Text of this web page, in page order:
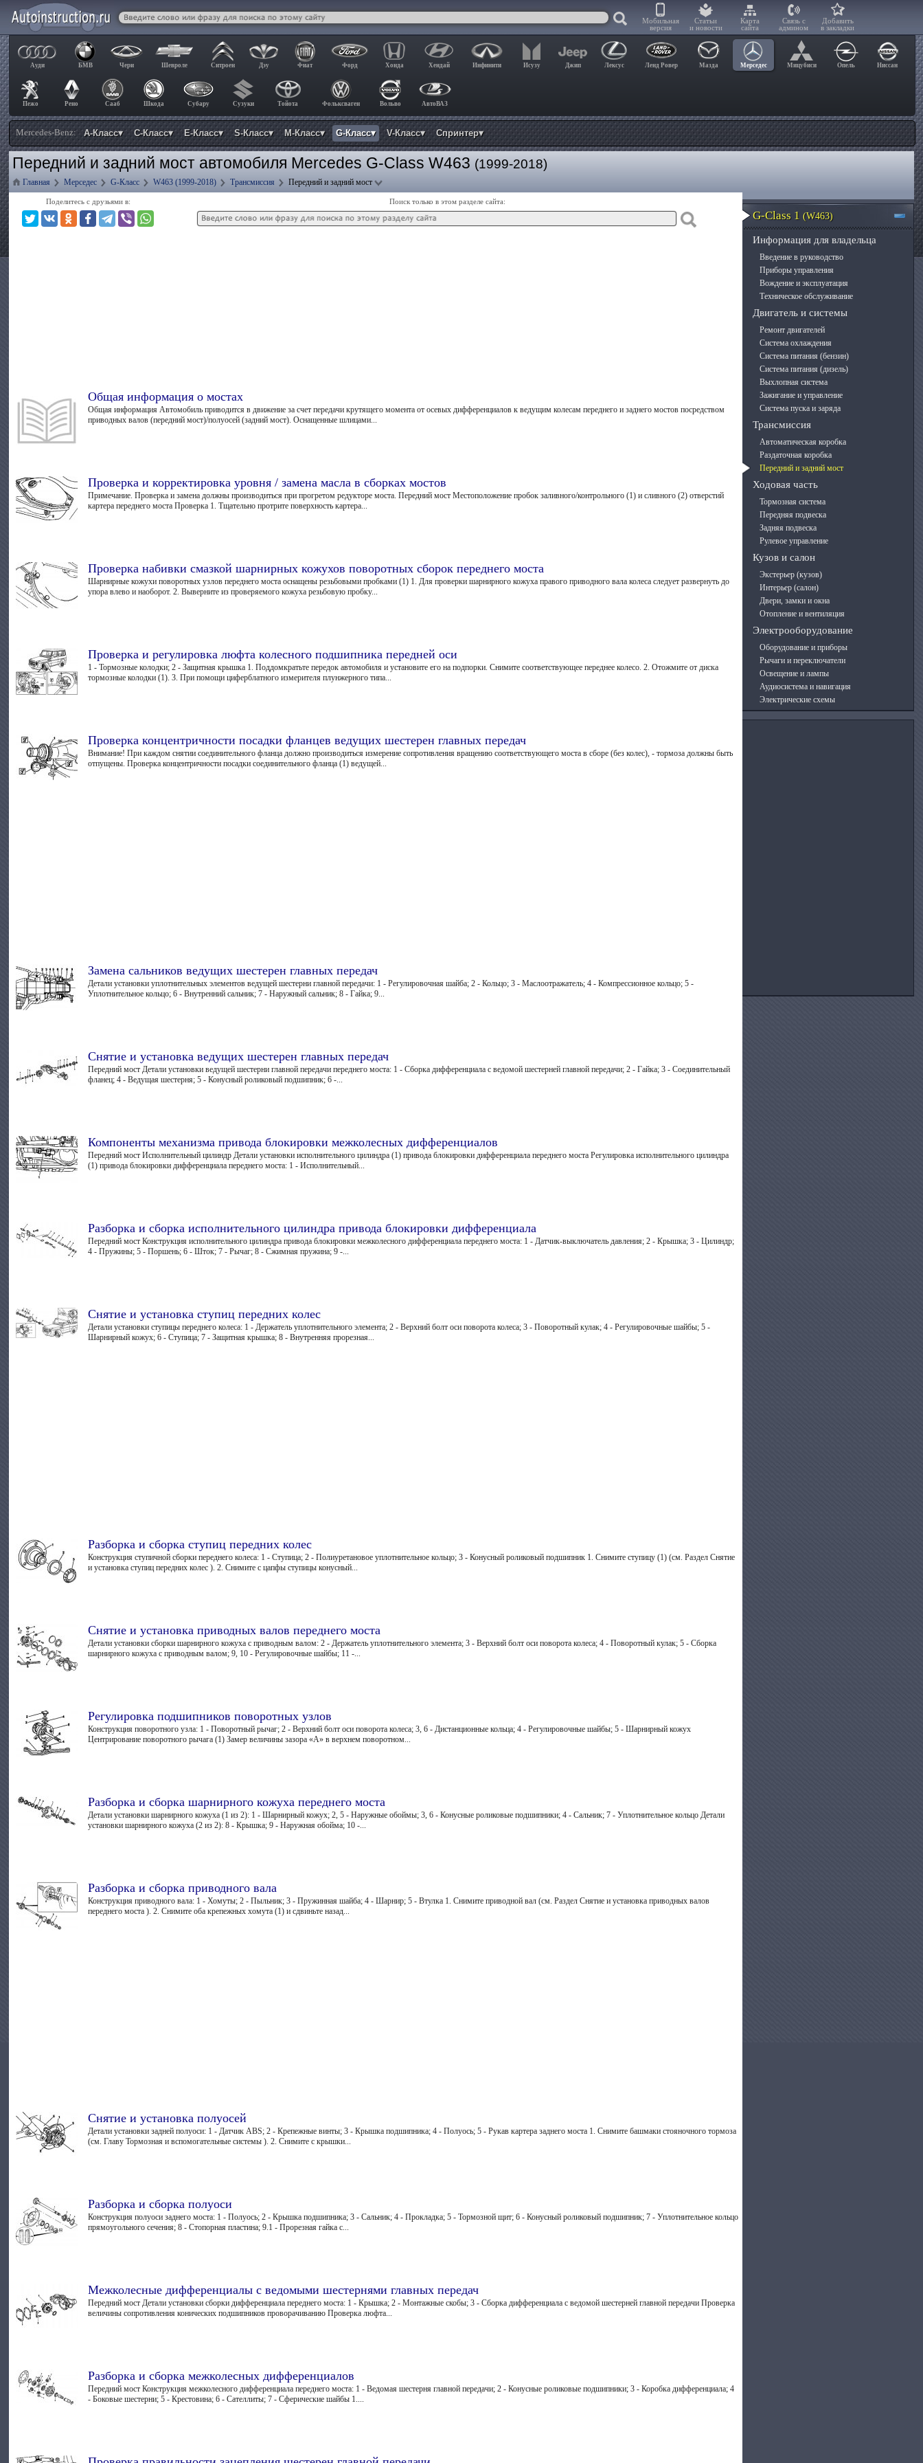
Мобильная
версия
Статьи
и новости
Карта
сайта
Связь с
админом
Добавить
в закладки
Ауди БМВ Чери Шевроле Ситроен Дэу Фиат Форд Хонда Хендай Инфинити Исузу Джип Лексус Ленд Ровер Мазда Мерседес Мицубиси Опель Ниссан
Пежо Рено Сааб Шкода Субару Сузуки Тойота Фольксваген Вольво АвтоВАЗ
Mercedes-Benz: A-Класс▾ C-Класс▾ E-Класс▾ S-Класс▾ М-Класс▾ G-Класс▾ V-Класс▾ Спринтер▾
Передний и задний мост автомобиля Mercedes G-Class W463 (1999-2018)
Главная Мерседес G-Класс W463 (1999-2018) Трансмиссия Передний и задний мост
Поделитесь с друзьями в: Поиск только в этом разделе сайта:
Общая информация о мостах
Общая информация Автомобиль приводится в движение за счет передачи крутящего момента от осевых дифференциалов к ведущим колесам переднего и заднего мостов посредством
приводных валов (передний мост)/полуосей (задний мост). Оснащенные шлицами...
Проверка и корректировка уровня / замена масла в сборках мостов
Примечание. Проверка и замена должны производиться при прогретом редукторе моста. Передний мост Местоположение пробок заливного/контрольного (1) и сливного (2) отверстий
картера переднего моста Проверка 1. Тщательно протрите поверхность картера...
Проверка набивки смазкой шарнирных кожухов поворотных сборок переднего моста
Шарнирные кожухи поворотных узлов переднего моста оснащены резьбовыми пробками (1) 1. Для проверки шарнирного кожуха правого приводного вала колеса следует развернуть до
упора влево и наоборот. 2. Выверните из проверяемого кожуха резьбовую пробку...
Проверка и регулировка люфта колесного подшипника передней оси
1 - Тормозные колодки; 2 - Защитная крышка 1. Поддомкратьте передок автомобиля и установите его на подпорки. Снимите соответствующее переднее колесо. 2. Отожмите от диска
тормозные колодки (1). 3. При помощи циферблатного измерителя плунжерного типа...
Проверка концентричности посадки фланцев ведущих шестерен главных передач
Внимание! При каждом снятии соединительного фланца должно производиться измерение сопротивления вращению соответствующего моста в сборе (без колес), - тормоза должны быть
отпущены. Проверка концентричности посадки соединительного фланца (1) ведущей...
Замена сальников ведущих шестерен главных передач
Детали установки уплотнительных элементов ведущей шестерни главной передачи: 1 - Регулировочная шайба; 2 - Кольцо; 3 - Маслоотражатель; 4 - Компрессионное кольцо; 5 -
Уплотнительное кольцо; 6 - Внутренний сальник; 7 - Наружный сальник; 8 - Гайка; 9...
Снятие и установка ведущих шестерен главных передач
Передний мост Детали установки ведущей шестерни главной передачи переднего моста: 1 - Сборка дифференциала с ведомой шестерней главной передачи; 2 - Гайка; 3 - Соединительный
фланец; 4 - Ведущая шестерня; 5 - Конусный роликовый подшипник; 6 -...
Компоненты механизма привода блокировки межколесных дифференциалов
Передний мост Исполнительный цилиндр Детали установки исполнительного цилиндра (1) привода блокировки дифференциала переднего моста Регулировка исполнительного цилиндра
(1) привода блокировки дифференциала переднего моста: 1 - Исполнительный...
Разборка и сборка исполнительного цилиндра привода блокировки дифференциала
Передний мост Конструкция исполнительного цилиндра привода блокировки межколесного дифференциала переднего моста: 1 - Датчик-выключатель давления; 2 - Крышка; 3 - Цилиндр;
4 - Пружины; 5 - Поршень; 6 - Шток; 7 - Рычаг; 8 - Сжимная пружина; 9 -...
Снятие и установка ступиц передних колес
Детали установки ступицы переднего колеса: 1 - Держатель уплотнительного элемента; 2 - Верхний болт оси поворота колеса; 3 - Поворотный кулак; 4 - Регулировочные шайбы; 5 -
Шарнирный кожух; 6 - Ступица; 7 - Защитная крышка; 8 - Внутренняя прорезная...
Разборка и сборка ступиц передних колес
Конструкция ступичной сборки переднего колеса: 1 - Ступица; 2 - Полиуретановое уплотнительное кольцо; 3 - Конусный роликовый подшипник 1. Снимите ступицу (1) (см. Раздел Снятие
и установка ступиц передних колес ). 2. Снимите с цапфы ступицы конусный...
Снятие и установка приводных валов переднего моста
Детали установки сборки шарнирного кожуха с приводным валом: 2 - Держатель уплотнительного элемента; 3 - Верхний болт оси поворота колеса; 4 - Поворотный кулак; 5 - Сборка
шарнирного кожуха с приводным валом; 9, 10 - Регулировочные шайбы; 11 -...
Регулировка подшипников поворотных узлов
Конструкция поворотного узла: 1 - Поворотный рычаг; 2 - Верхний болт оси поворота колеса; 3, 6 - Дистанционные кольца; 4 - Регулировочные шайбы; 5 - Шарнирный кожух
Центрирование поворотного рычага (1) Замер величины зазора «А» в верхнем поворотном...
Разборка и сборка шарнирного кожуха переднего моста
Детали установки шарнирного кожуха (1 из 2): 1 - Шарнирный кожух; 2, 5 - Наружные обоймы; 3, 6 - Конусные роликовые подшипники; 4 - Сальник; 7 - Уплотнительное кольцо Детали
установки шарнирного кожуха (2 из 2): 8 - Крышка; 9 - Наружная обойма; 10 -...
Разборка и сборка приводного вала
Конструкция приводного вала: 1 - Хомуты; 2 - Пыльник; 3 - Пружинная шайба; 4 - Шарнир; 5 - Втулка 1. Снимите приводной вал (см. Раздел Снятие и установка приводных валов
переднего моста ). 2. Снимите оба крепежных хомута (1) и сдвиньте назад...
Снятие и установка полуосей
Детали установки задней полуоси: 1 - Датчик ABS; 2 - Крепежные винты; 3 - Крышка подшипника; 4 - Полуось; 5 - Рукав картера заднего моста 1. Снимите башмаки стояночного тормоза
(см. Главу Тормозная и вспомогательные системы ). 2. Снимите с крышки...
Разборка и сборка полуоси
Конструкция полуоси заднего моста: 1 - Полуось; 2 - Крышка подшипника; 3 - Сальник; 4 - Прокладка; 5 - Тормозной щит; 6 - Конусный роликовый подшипник; 7 - Уплотнительное кольцо
прямоугольного сечения; 8 - Стопорная пластина; 9.1 - Прорезная гайка с...
Межколесные дифференциалы с ведомыми шестернями главных передач
Передний мост Детали установки сборки дифференциала переднего моста: 1 - Крышка; 2 - Монтажные скобы; 3 - Сборка дифференциала с ведомой шестерней главной передачи Проверка
величины сопротивления конических подшипников проворачиванию Проверка люфта...
Разборка и сборка межколесных дифференциалов
Передний мост Конструкция межколесного дифференциала переднего моста: 1 - Ведомая шестерня главной передачи; 2 - Конусные роликовые подшипники; 3 - Коробка дифференциала; 4
- Боковые шестерни; 5 - Крестовина; 6 - Сателлиты; 7 - Сферические шайбы 1....
G-Class 1 (W463)
Информация для владельца
Введение в руководство
Приборы управления
Вождение и эксплуатация
Техническое обслуживание
Двигатель и системы
Ремонт двигателей
Система охлаждения
Система питания (бензин)
Система питания (дизель)
Выхлопная система
Зажигание и управление
Система пуска и заряда
Трансмиссия
Автоматическая коробка
Раздаточная коробка
Передний и задний мост
Ходовая часть
Тормозная система
Передняя подвеска
Задняя подвеска
Рулевое управление
Кузов и салон
Экстерьер (кузов)
Интерьер (салон)
Двери, замки и окна
Отопление и вентиляция
Электрооборудование
Оборудование и приборы
Рычаги и переключатели
Освещение и лампы
Аудиосистема и навигация
Электрические схемы